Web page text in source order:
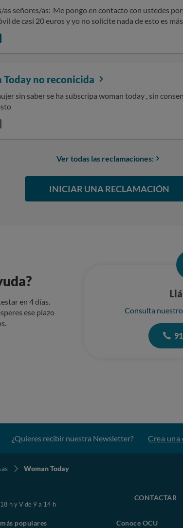
con ustedes porque están realizando cargos de suscripción en mi
de casi 20 euros y yo no solicite nada de esto es
que necesito la devolución del pago que me está
tomare acciones legales pq yo no he dado mis
puede ser nombre, apellidos, DNI, número de
Today no reconicida
Ver todas las reclamaciones:
INICIAR UNA RECLAMACIÓN
en 4 días.
ese plazo
Consulta
¿Quieres recibir nuestra Newsletter? Crea una
Woman Today
h y V de 9 a 14 h
CONTACTAR
populares Conoce OCU